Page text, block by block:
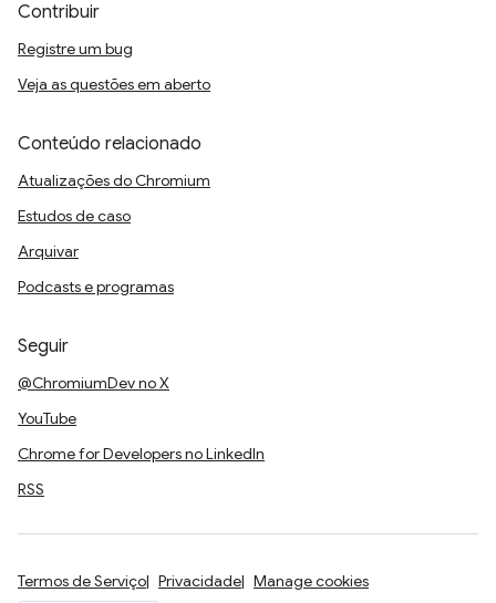
Contribuir
Registre um bug
Veja as questões em aberto
Conteúdo relacionado
Atualizações do Chromium
Estudos de caso
Arquivar
Podcasts e programas
Seguir
@ChromiumDev no X
YouTube
Chrome for Developers no LinkedIn
RSS
Termos de Serviço Privacidade Manage cookies